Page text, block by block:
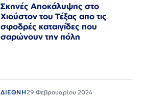
Σκηνές Αποκάλυψης στο
Χιούστον του Τέξας απο τις
σφοδρές καταιγίδες που
σαρώνουν την πόλη
ΔΙΕΘΝΗ 29 Φεβρουαρίου 2024